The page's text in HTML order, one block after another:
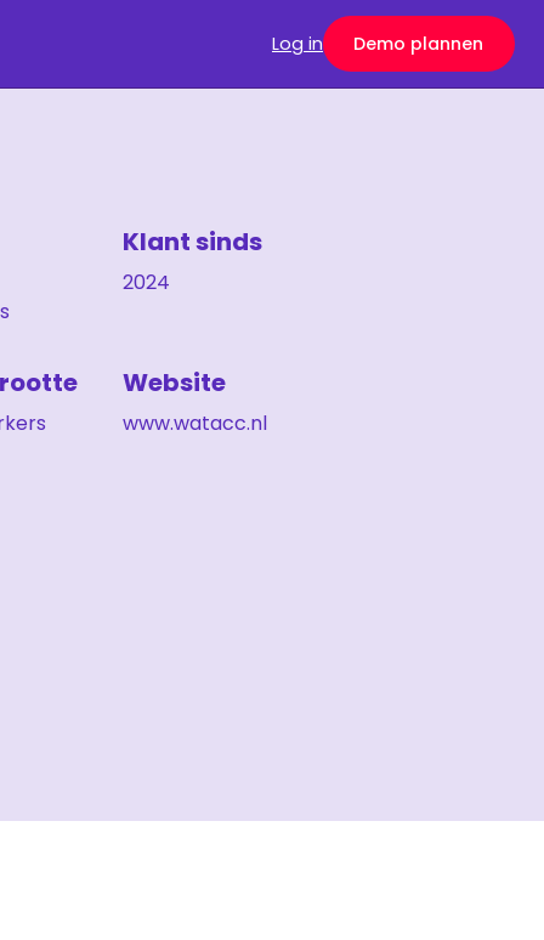
Log in Demo plannen
Klant sinds
2024
Website
www.watacc.nl